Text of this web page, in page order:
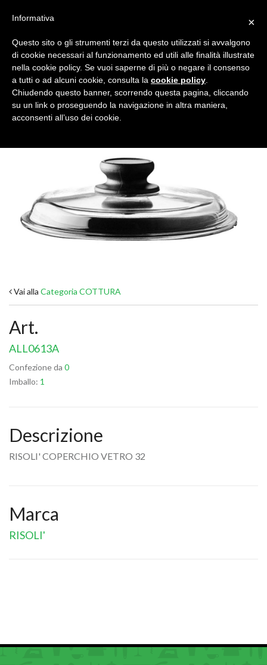
Tutte le categorie Cerca
Vai alla Categoria COTTURA
Art.
ALL0613A
Confezione da 0
Imballo: 1
Descrizione
RISOLI' COPERCHIO VETRO 32
Marca
RISOLI'
×
Informativa
Questo sito o gli strumenti terzi da questo utilizzati si avvalgono
di cookie necessari al funzionamento ed utili alle finalità illustrate
nella cookie policy. Se vuoi saperne di più o negare il consenso
a tutti o ad alcuni cookie, consulta la cookie policy
Chiudendo questo banner, scorrendo questa pagina, cliccando
su un link o proseguendo la navigazione in altra maniera,
acconsenti all’uso dei cookie.